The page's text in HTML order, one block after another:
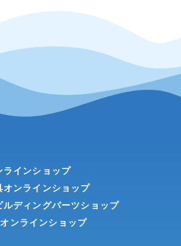
ラインショップ
オンラインショップ
ルディングパーツショップ
ンラインショップ